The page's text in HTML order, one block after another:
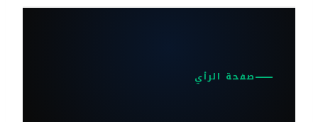
صفحة الرأي